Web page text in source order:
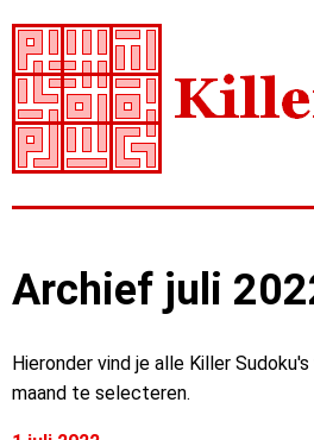
Archief juli
Hieronder vind je alle Killer
maand te selecteren.